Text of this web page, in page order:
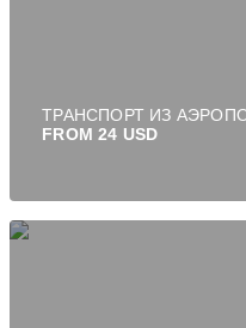
ТРАНСПОРТ ИЗ
FROM 24 USD